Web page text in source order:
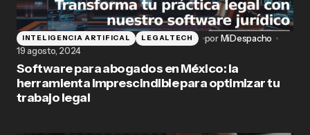
INTELIGENCIA ARTIFICAL LEGALTECH porMiDespacho
19 agosto, 2024
Software para abogados en México: la
herramienta imprescindible para optimizar tu
trabajo legal